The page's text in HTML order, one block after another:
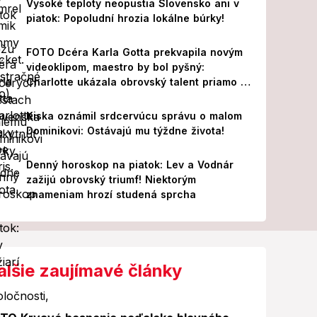
Vysoké teploty neopustia Slovensko ani v
piatok: Popoludní hrozia lokálne búrky!
FOTO Dcéra Karla Gotta prekvapila novým
videoklipom, maestro by bol pyšný:
Charlotte ukázala obrovský talent priamo v
Paríži!
Kiska oznámil srdcervúcu správu o malom
Dominikovi: Ostávajú mu týždne života!
Denný horoskop na piatok: Lev a Vodnár
zažijú obrovský triumf! Niektorým
znameniam hrozí studená sprcha
zaujímavé články
Foto